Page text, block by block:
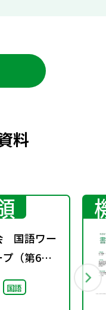
料
国語ワー
（第6
国語